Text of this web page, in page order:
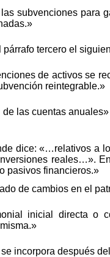
subvenciones para
tercero el
de activos se
reintegrable.»
las cuentas
dice: «…relativos a
reales…».
pasivos financieros.»
de cambios en el
inicial directa o
incorpora después